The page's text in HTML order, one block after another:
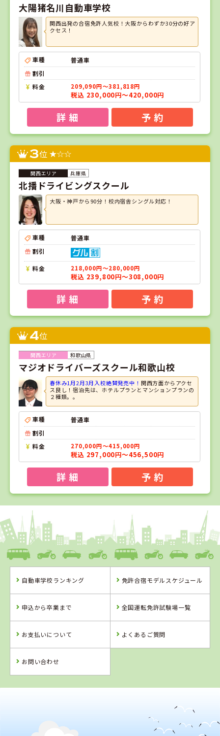
大陽猪名川自動車学校
関西出発の合宿免許人気校！大阪からわずか30分の好ア
クセス！
車種
普通車
割引
料金
209,090円～381,818円
税込 230,000円～420,000円
詳 細 予 約
3位
兵庫県
北播ドライビングスクール
大阪・神戸から90分！校内宿舎シングル対応！
車種
普通車
割引
料金 218,000円～280,000円
税込 239,800円～308,000円
詳 細 予 約
4位
和歌山県
マジオドライバーズスクール和歌山校
春休み1月2月3月入校絶賛発売中！ 関西方面からアクセ
ス良し！宿泊先は、ホテルプランとマンションプランの
２種類。。
車種
普通車
割引
料金
270,000円～415,000円
税込 297,000円～456,500円
詳 細 予 約
1
和歌山県
ドライビングスクールかいなん
詳 細 予 約
2位
クールかいなん
詳 細
詳 細
グスクール
詳 細
4位
自動車学校ランキング 免許合宿モデルスケジュール
申込から卒業まで 全国運転免許試験場一覧
お支払いについて よくあるご質問
お問い合わせ